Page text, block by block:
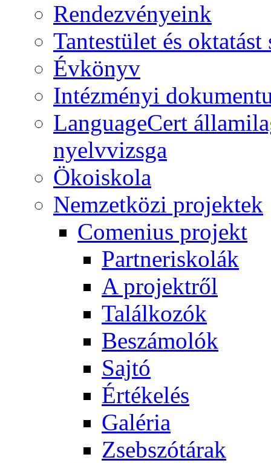
Rendezvényeink
Tantestület és
Évkönyv
Intézményi
LanguageCert
nyelvvizsga
Ökoiskola
Nemzetközi projektek
Comenius projekt
Partneriskolák
A projektről
Találkozók
Beszámolók
Sajtó
Értékelés
Galéria
Zsebszótárak